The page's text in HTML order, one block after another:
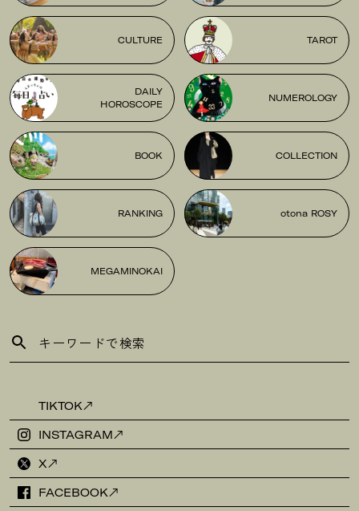
CULTURE TAROT
DAILY
HOROSCOPE
NUMEROLOGY
BOOK COLLECTION
RANKING otona ROSY
MEGAMINOKAI
TIKTOK
INSTAGRAM
X
FACEBOOK